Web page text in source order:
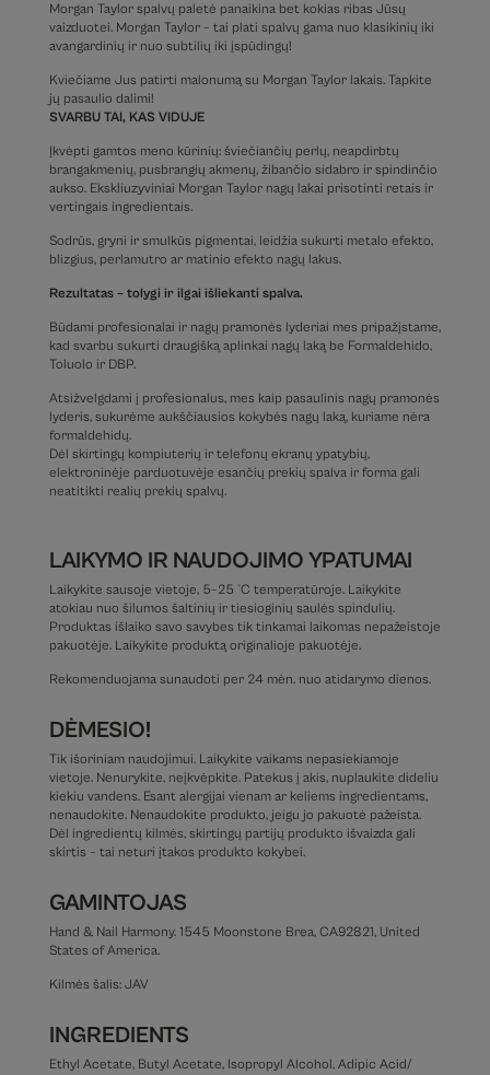
Morgan Taylor spalvų paletė panaikina bet kokias ribas Jūsų
vaizduotei. Morgan Taylor – tai plati spalvų gama nuo klasikinių iki
avangardinių ir nuo subtilių iki įspūdingų!
Kviečiame Jus patirti malonumą su Morgan Taylor lakais. Tapkite
jų pasaulio dalimi!
SVARBU TAI, KAS VIDUJE
Įkvėpti gamtos meno kūrinių: šviečiančių perlų, neapdirbtų
brangakmenių, pusbrangių akmenų, žibančio sidabro ir spindinčio
aukso. Ekskliuzyviniai Morgan Taylor nagų lakai prisotinti retais ir
vertingais ingredientais.
Sodrūs, gryni ir smulkūs pigmentai, leidžia sukurti metalo efekto,
blizgius, perlamutro ar matinio efekto nagų lakus.
Rezultatas – tolygi ir ilgai išliekanti spalva.
Būdami profesionalai ir nagų pramonės lyderiai mes pripažįstame,
kad svarbu sukurti draugišką aplinkai nagų laką be Formaldehido,
Toluolo ir DBP.
Atsižvelgdami į profesionalus, mes kaip pasaulinis nagų pramonės
lyderis, sukurėme aukščiausios kokybės nagų laką, kuriame nėra
formaldehidų.
Dėl skirtingų kompiuterių ir telefonų ekranų ypatybių,
elektroninėje parduotuvėje esančių prekių spalva ir forma gali
neatitikti realių prekių spalvų.
LAIKYMO IR NAUDOJIMO YPATUMAI
Laikykite sausoje vietoje, 5–25 °C temperatūroje. Laikykite
atokiau nuo šilumos šaltinių ir tiesioginių saulės spindulių.
Produktas išlaiko savo savybes tik tinkamai laikomas nepažeistoje
pakuotėje. Laikykite produktą originalioje pakuotėje.
Rekomenduojama sunaudoti per 24 mėn. nuo atidarymo dienos.
DĖMESIO!
Tik išoriniam naudojimui. Laikykite vaikams nepasiekiamoje
vietoje. Nenurykite, neįkvėpkite. Patekus į akis, nuplaukite dideliu
kiekiu vandens. Esant alergijai vienam ar keliems ingredientams,
nenaudokite. Nenaudokite produkto, jeigu jo pakuotė pažeista.
Dėl ingredientų kilmės, skirtingų partijų produkto išvaizda gali
skirtis – tai neturi įtakos produkto kokybei.
GAMINTOJAS
Hand & Nail Harmony. 1545 Moonstone Brea, CA92821, United
States of America.
Kilmės šalis: JAV
INGREDIENTS
Ethyl Acetate, Butyl Acetate, Isopropyl Alcohol, Adipic Acid/